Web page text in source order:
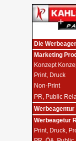
Die
Marketing
Konzept
Print, Druck
Non-Print
PR, Public
Werbeagetur
Print, Druck,